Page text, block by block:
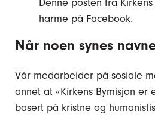
Denne posten fra
harme på Facebook.
Når noen synes
Vår medarbeider på sosiale
annet at «Kirkens Bymisjon er
basert på kristne og